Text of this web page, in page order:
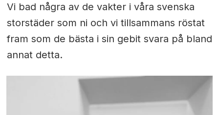
Vi bad några av de vakter i våra svenska
storstäder som ni och vi tillsammans röstat
fram som de bästa i sin gebit svara på bland
annat detta.